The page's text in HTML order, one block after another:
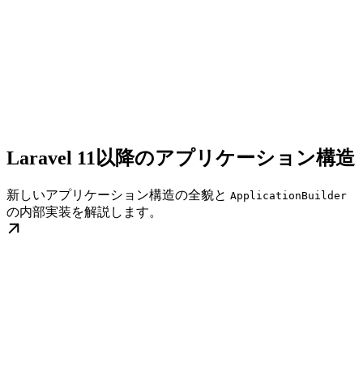
Laravel 11以降のアプリケーション構造
新しいアプリケーション構造の全貌と ApplicationBuilder
の内部実装を解説します。